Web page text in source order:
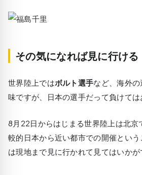
その気になれば見に行ける
世界陸上ではボルト選手など、海外
味ですが、日本の選手だって負けては
8月22日からはじまる世界陸上は北京
較的日本から近い都市での開催とい
は現地まで見に行かれて見てはいかが